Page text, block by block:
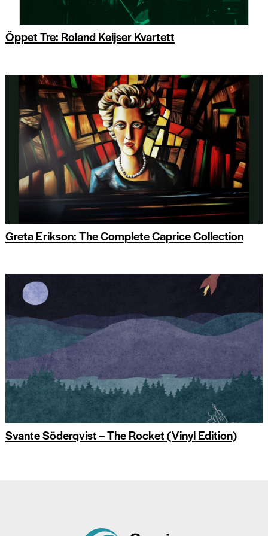
Öppet Tre: Roland Keijser Kvartett
Greta Erikson: The Complete Caprice Collection
Svante Söderqvist – The Rocket (Vinyl Edition)